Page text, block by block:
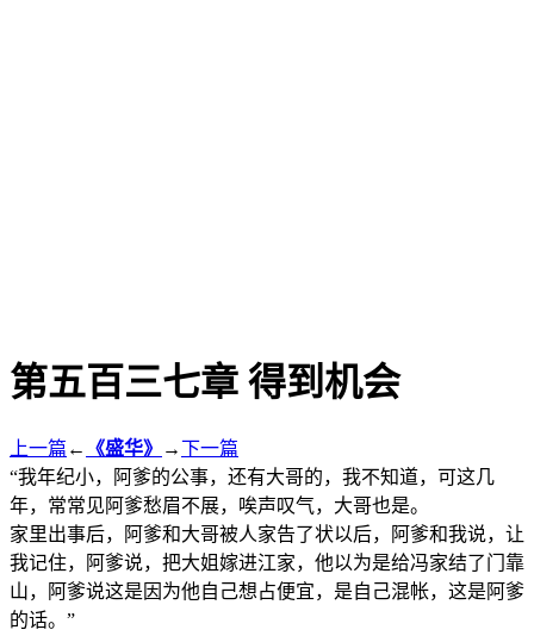
第五百三七章 得到机会
上一篇 ← 《盛华》 →下一篇
“我年纪小，阿爹的公事，还有大哥的，我不知道，可这几
年，常常见阿爹愁眉不展，唉声叹气，大哥也是。
家里出事后，阿爹和大哥被人家告了状以后，阿爹和我说，让
我记住，阿爹说，把大姐嫁进江家，他以为是给冯家结了门靠
山，阿爹说这是因为他自己想占便宜，是自己混帐，这是阿爹
的话。”